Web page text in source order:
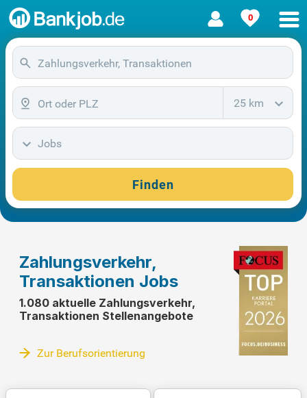
0
25 km
Jobs
Finden
Zahlungsverkehr,
Transaktionen Jobs
1.080 aktuelle Zahlungsverkehr,
Transaktionen Stellenangebote
Zur Berufsorientierung